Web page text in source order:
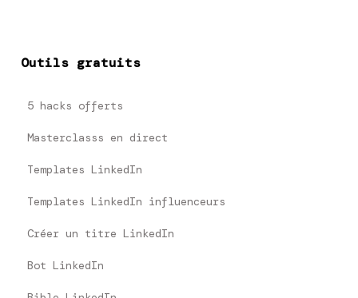
Outils gratuits
5 hacks offerts
Masterclasss en direct
Templates LinkedIn
Templates LinkedIn influenceurs
Créer un titre LinkedIn
Bot LinkedIn